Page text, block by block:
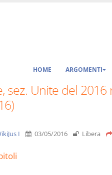
HOME ARGOMENTI
sez. Unite del
I 03/05/2016 Libera